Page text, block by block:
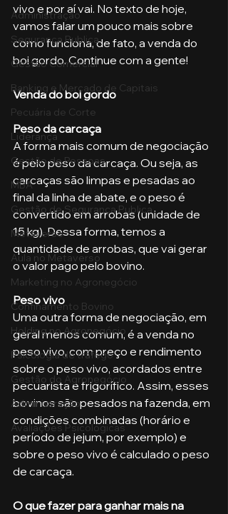
Administração
Segurança Publica
Gestão Comercial
Banking e Mercado de Capitais
Pecuária de Corte
Liderança
Gestão de Pessoas
MBA
Gestão de Segurança Publica
Metaverso
Aula no Metaverso
Marketing no Agronegócio
Confinamento Bovino
Holding no Agronegócio
Psicologia de tráfego
Gestão do Agronegócio
Administração
Avaliações Psicológicas
vivo e por aí vai. No texto de hoje,
vamos falar um pouco mais sobre
como funciona, de fato, a venda do
boi gordo. Continue com a gente!
Venda do boi gordo
Peso da carcaça
A forma mais comum de negociação
é pelo peso da carcaça. Ou seja, as
carcaças são limpas e pesadas ao
final da linha de abate, e o peso é
convertido em arrobas (unidade de
15 kg). Dessa forma, temos a
quantidade de arrobas, que vai gerar
o valor pago pelo bovino.
Peso vivo
Uma outra forma de negociação, em
geral menos comum, é a venda no
peso vivo, com preço e rendimento
sobre o peso vivo, acordados entre
pecuarista e frigorífico. Assim, esses
bovinos são pesados na fazenda, em
condições combinadas (horário e
período de jejum, por exemplo) e
sobre o peso vivo é calculado o peso
de carcaça.
O que fazer para ganhar mais na